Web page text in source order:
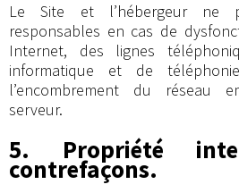
Le Site et l’hébergeur ne
responsables en cas de
Internet, des lignes
informatique et de
l’encombrement du réseau
serveur.
5. Propriété
contrefaçons.